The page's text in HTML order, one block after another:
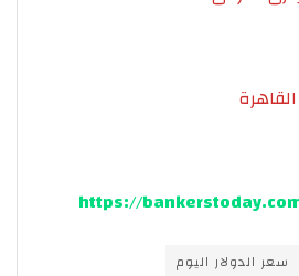
https://
سعر الدولار اليوم